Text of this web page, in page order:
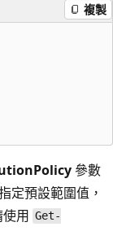
複製
參數
定預設範圍值，
用 Get-